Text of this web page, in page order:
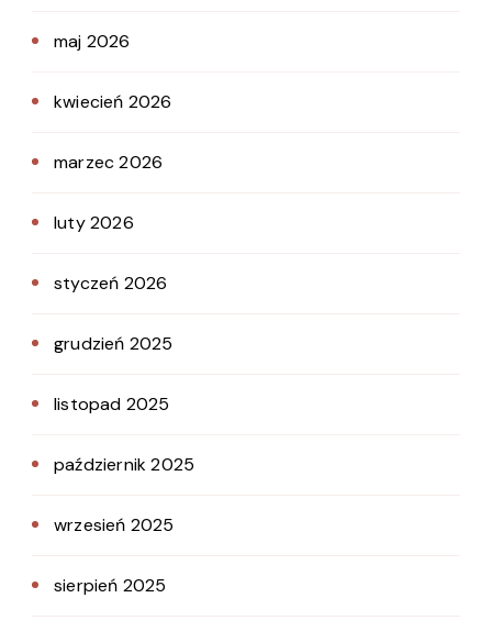
maj 2026
kwiecień 2026
marzec 2026
luty 2026
styczeń 2026
grudzień 2025
listopad 2025
październik 2025
wrzesień 2025
sierpień 2025